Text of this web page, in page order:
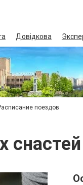
Довідкова
поездов
снастей